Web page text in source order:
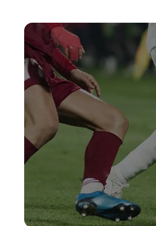
Mobilskal
Laddare
Hörlurar
Smartwatches
Apple Watch
Samsung Galaxy Watch
Alla smartwatches